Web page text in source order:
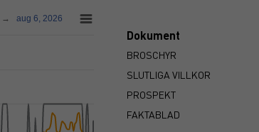
→ aug 6, 2026
Dokument
BROSCHYR
SLUTLIGA VILLKOR
PROSPEKT
FAKTABLAD